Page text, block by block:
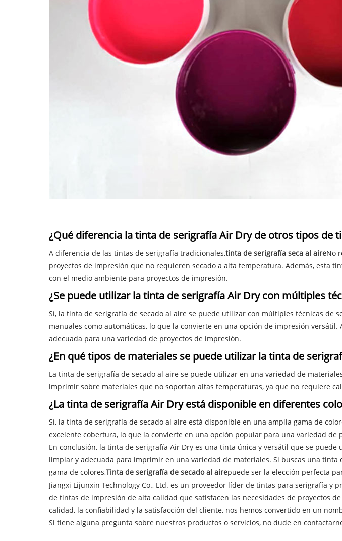
¿Qué diferencia la tinta de serigrafía Air Dry de otros tipos de
A diferencia de las tintas de serigrafía tradicionales,tinta de serigrafía seca al aireNo
proyectos de impresión que no requieren secado a alta temperatura. Además, esta
con el medio ambiente para proyectos de impresión.
¿Se puede utilizar la tinta de serigrafía Air Dry con múltiples
Sí, la tinta de serigrafía de secado al aire se puede utilizar con múltiples técnicas de
manuales como automáticas, lo que la convierte en una opción de impresión
adecuada para una variedad de proyectos de impresión.
¿En qué tipos de materiales se puede utilizar la tinta de
La tinta de serigrafía de secado al aire se puede utilizar en una variedad de
imprimir sobre materiales que no soportan altas temperaturas, ya que no requiere
¿La tinta de serigrafía Air Dry está disponible en diferentes
Sí, la tinta de serigrafía de secado al aire está disponible en una amplia gama de
excelente cobertura, lo que la convierte en una opción popular para una variedad de
En conclusión, la tinta de serigrafía Air Dry es una tinta única y versátil que se
limpiar y adecuada para imprimir en una variedad de materiales. Si buscas una
gama de colores,Tinta de serigrafía de secado al airepuede ser la elección perfecta
Jiangxi Lijunxin Technology Co., Ltd. es un proveedor líder de tintas para serigrafía
de tintas de impresión de alta calidad que satisfacen las necesidades de proyectos
calidad, la confiabilidad y la satisfacción del cliente, nos hemos convertido en un
Si tiene alguna pregunta sobre nuestros productos o servicios, no dude en